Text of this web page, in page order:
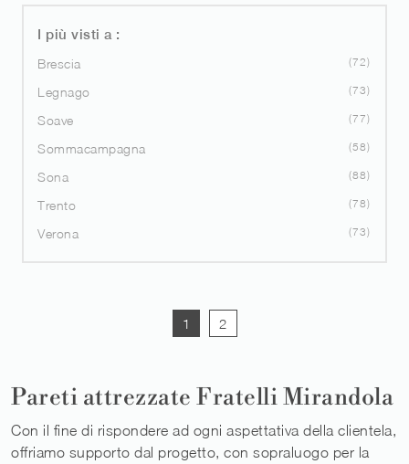
I più visti a :
Brescia
72
Legnago 73
Soave 77
Sommacampagna 58
Sona 88
Trento 78
Verona 73
1 2
Pareti attrezzate Fratelli Mirandola
Con il fine di rispondere ad ogni aspettativa della clientela,
offriamo supporto dal progetto, con sopraluogo per la